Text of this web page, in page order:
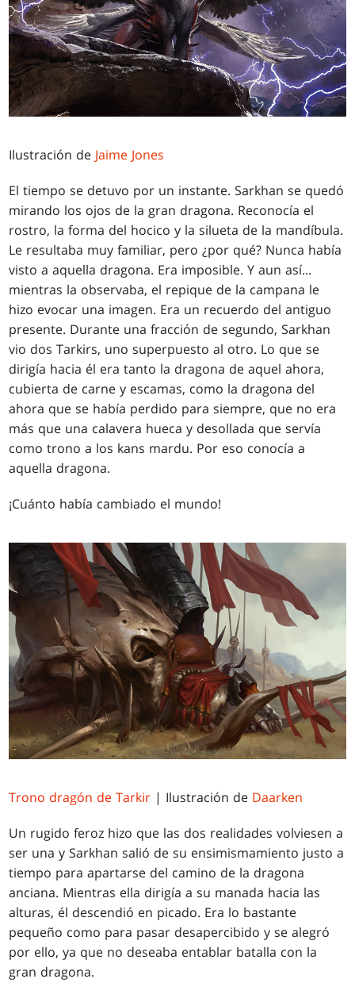
Ilustración de Jaime Jones
El tiempo se detuvo por un instante. Sarkhan se quedó
mirando los ojos de la gran dragona. Reconocía el
rostro, la forma del hocico y la silueta de la mandíbula.
Le resultaba muy familiar, pero ¿por qué? Nunca había
visto a aquella dragona. Era imposible. Y aun así...
mientras la observaba, el repique de la campana le
hizo evocar una imagen. Era un recuerdo del antiguo
presente. Durante una fracción de segundo, Sarkhan
vio dos Tarkirs, uno superpuesto al otro. Lo que se
dirigía hacia él era tanto la dragona de aquel ahora,
cubierta de carne y escamas, como la dragona del
ahora que se había perdido para siempre, que no era
más que una calavera hueca y desollada que servía
como trono a los kans mardu. Por eso conocía a
aquella dragona.
¡Cuánto había cambiado el mundo!
Trono dragón de Tarkir | Ilustración de Daarken
Un rugido feroz hizo que las dos realidades volviesen a
ser una y Sarkhan salió de su ensimismamiento justo a
tiempo para apartarse del camino de la dragona
anciana. Mientras ella dirigía a su manada hacia las
alturas, él descendió en picado. Era lo bastante
pequeño como para pasar desapercibido y se alegró
por ello, ya que no deseaba entablar batalla con la
gran dragona.